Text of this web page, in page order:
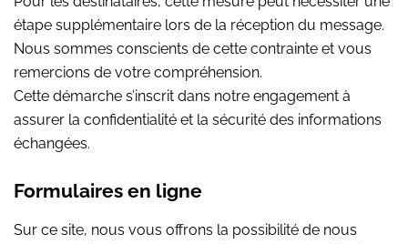
étape supplémentaire lors de la réception du message.
Nous sommes conscients de cette contrainte et vous
remercions de votre compréhension.
Cette démarche s’inscrit dans notre engagement à
assurer la confidentialité et la sécurité des informations
échangées.
Formulaires en ligne
Sur ce site, nous vous offrons la possibilité de nous